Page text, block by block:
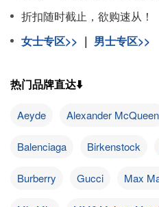
折扣随时截止，欲购速从！
女士专区>> ｜ 男士专区>>
热门品牌直达⬇️
Aeyde Alexander McQueen
Balenciaga Birkenstock
Burberry Gucci Max